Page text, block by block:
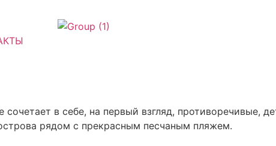
в себе, на первый взгляд, противоречивые,
рядом с прекрасным песчаным пляжем.